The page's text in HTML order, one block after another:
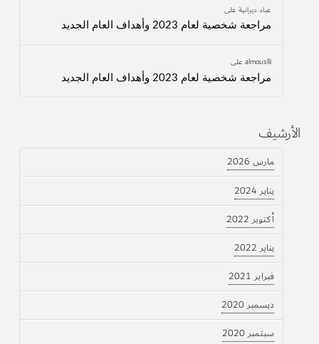
عباد ديرانيةعلى
مراجعة شخصية لعام 2023 وأهداف العام الجديد
almouslliعلى
مراجعة شخصية لعام 2023 وأهداف العام الجديد
الأرشيف
مارس 2026
يناير 2024
أكتوبر 2022
يناير 2022
فبراير 2021
ديسمبر 2020
سبتمبر 2020